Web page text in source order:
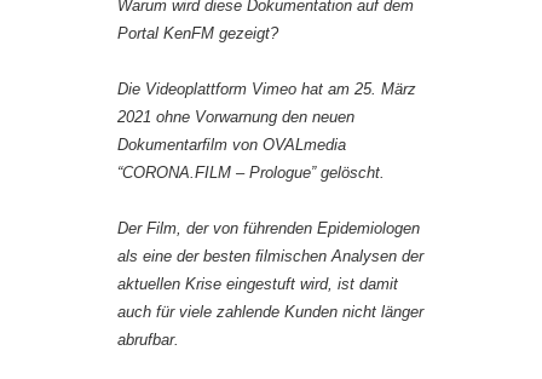
Warum wird diese Dokumentation auf dem
Portal KenFM gezeigt?
Die Videoplattform Vimeo hat am 25. März
2021 ohne Vorwarnung den neuen
Dokumentarﬁlm von OVALmedia
“CORONA.FILM – Prologue” gelöscht.
Der Film, der von führenden Epidemiologen
als eine der besten ﬁlmischen Analysen der
aktuellen Krise eingestuft wird, ist damit
auch für viele zahlende Kunden nicht länger
abrufbar.